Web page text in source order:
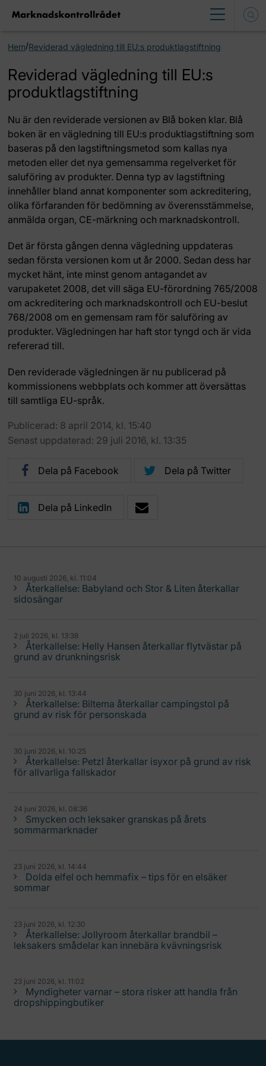
Hem/Reviderad vägledning till EU:s produktlagstiftning
Reviderad vägledning till EU:s
produktlagstiftning
Nu är den reviderade versionen av Blå boken klar. Blå
boken är en vägledning till EU:s produktlagstiftning som
baseras på den lagstiftningsmetod som kallas nya
metoden eller det nya gemensamma regelverket för
saluföring av produkter. Denna typ av lagstiftning
innehåller bland annat komponenter som ackreditering,
olika förfaranden för bedömning av överensstämmelse,
anmälda organ, CE-märkning och marknadskontroll.
Det är första gången denna vägledning uppdateras
sedan första versionen kom ut år 2000. Sedan dess har
mycket hänt, inte minst genom antagandet av
varupaketet 2008, det vill säga EU-förordning 765/2008
om ackreditering och marknadskontroll och EU-beslut
768/2008 om en gemensam ram för saluföring av
produkter. Vägledningen har haft stor tyngd och är vida
refererad till.
Den reviderade vägledningen är nu publicerad på
kommissionens webbplats och kommer att översättas
till samtliga EU-språk.
Publicerad: 8 april 2014, kl. 15:40
Senast uppdaterad: 29 juli 2016, kl. 13:35
Dela på Facebook Dela på Twitter
Dela på LinkedIn
10 augusti 2026, kl. 11:04
Återkallelse: Babyland och Stor & Liten återkallar
sidosängar
2 juli 2026, kl. 13:38
Återkallelse: Helly Hansen återkallar flytvästar på
grund av drunkningsrisk
30 juni 2026, kl. 13:44
Återkallelse: Biltema återkallar campingstol på
grund av risk för personskada
30 juni 2026, kl. 10:25
Återkallelse: Petzl återkallar isyxor på grund av risk
för allvarliga fallskador
24 juni 2026, kl. 08:36
Smycken och leksaker granskas på årets
sommarmarknader
23 juni 2026, kl. 14:44
Dolda elfel och hemmafix – tips för en elsäker
sommar
23 juni 2026, kl. 12:30
Återkallelse: Jollyroom återkallar brandbil –
leksakers smådelar kan innebära kvävningsrisk
23 juni 2026, kl. 11:02
Myndigheter varnar – stora risker att handla från
dropshippingbutiker